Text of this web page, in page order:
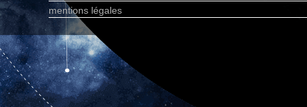
mentions légales